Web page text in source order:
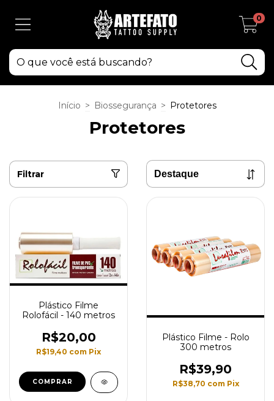
0
Início > Biossegurança > Protetores
Protetores
Filtrar
Plástico Filme
Rolofácil - 140 metros
R$20,00
R$19,40 com Pix
Plástico Filme - Rolo
300 metros
R$39,90
R$38,70 com Pix